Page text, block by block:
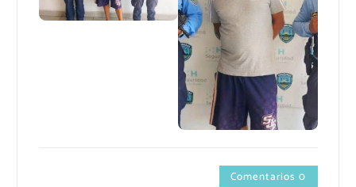
Comentarios 0